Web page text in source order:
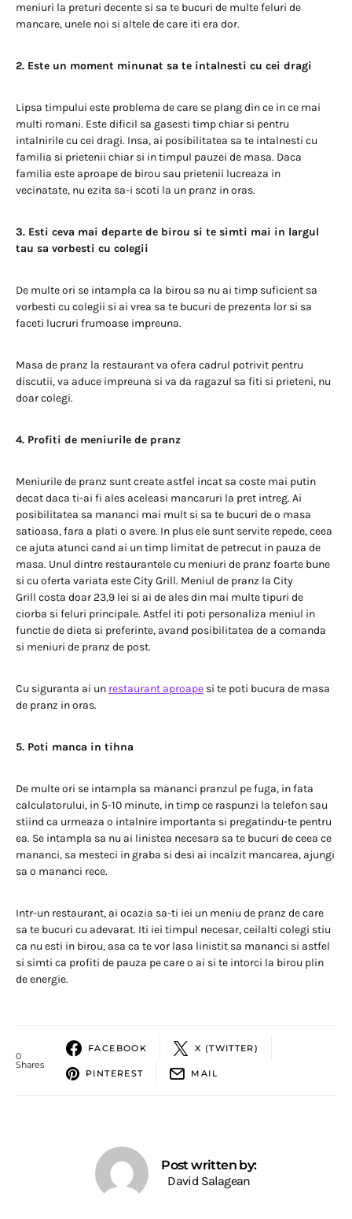
meniuri la preturi decente si sa te bucuri de multe feluri de
mancare, unele noi si altele de care iti era dor.
2. Este un moment minunat sa te intalnesti cu cei dragi
Lipsa timpului este problema de care se plang din ce in ce mai
multi romani. Este dificil sa gasesti timp chiar si pentru
intalnirile cu cei dragi. Insa, ai posibilitatea sa te intalnesti cu
familia si prietenii chiar si in timpul pauzei de masa. Daca
familia este aproape de birou sau prietenii lucreaza in
vecinatate, nu ezita sa-i scoti la un pranz in oras.
3. Esti ceva mai departe de birou si te simti mai in largul
tau sa vorbesti cu colegii
De multe ori se intampla ca la birou sa nu ai timp suficient sa
vorbesti cu colegii si ai vrea sa te bucuri de prezenta lor si sa
faceti lucruri frumoase impreuna.
Masa de pranz la restaurant va ofera cadrul potrivit pentru
discutii, va aduce impreuna si va da ragazul sa fiti si prieteni, nu
doar colegi.
4. Profiti de meniurile de pranz
Meniurile de pranz sunt create astfel incat sa coste mai putin
decat daca ti-ai fi ales aceleasi mancaruri la pret intreg. Ai
posibilitatea sa mananci mai mult si sa te bucuri de o masa
satioasa, fara a plati o avere. In plus ele sunt servite repede, ceea
ce ajuta atunci cand ai un timp limitat de petrecut in pauza de
masa. Unul dintre restaurantele cu meniuri de pranz foarte bune
si cu oferta variata este City Grill. Meniul de pranz la City
Grill costa doar 23,9 lei si ai de ales din mai multe tipuri de
ciorba si feluri principale. Astfel iti poti personaliza meniul in
functie de dieta si preferinte, avand posibilitatea de a comanda
si meniuri de pranz de post.
Cu siguranta ai un restaurant aproape si te poti bucura de masa
de pranz in oras.
5. Poti manca in tihna
De multe ori se intampla sa mananci pranzul pe fuga, in fata
calculatorului, in 5-10 minute, in timp ce raspunzi la telefon sau
stiind ca urmeaza o intalnire importanta si pregatindu-te pentru
ea. Se intampla sa nu ai linistea necesara sa te bucuri de ceea ce
mananci, sa mesteci in graba si desi ai incalzit mancarea, ajungi
sa o mananci rece.
Intr-un restaurant, ai ocazia sa-ti iei un meniu de pranz de care
sa te bucuri cu adevarat. Iti iei timpul necesar, ceilalti colegi stiu
ca nu esti in birou, asa ca te vor lasa linistit sa mananci si astfel
si simti ca profiti de pauza pe care o ai si te intorci la birou plin
de energie.
0
Shares
FACEBOOK X (TWITTER)
PINTEREST MAIL
Post written by:
David Salagean